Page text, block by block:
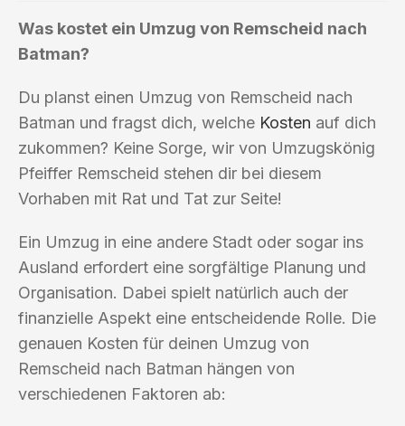
Was kostet ein Umzug von Remscheid nach
Batman?
Du planst einen Umzug von Remscheid nach
Batman und fragst dich, welche Kosten auf dich
zukommen? Keine Sorge, wir von Umzugskönig
Pfeiffer Remscheid stehen dir bei diesem
Vorhaben mit Rat und Tat zur Seite!
Ein Umzug in eine andere Stadt oder sogar ins
Ausland erfordert eine sorgfältige Planung und
Organisation. Dabei spielt natürlich auch der
finanzielle Aspekt eine entscheidende Rolle. Die
genauen Kosten für deinen Umzug von
Remscheid nach Batman hängen von
verschiedenen Faktoren ab: